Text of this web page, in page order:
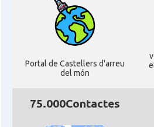
CAMON Catalans
CAMON
Catalans
Portal de Castellers d'arreu
del món
75.000Contactes